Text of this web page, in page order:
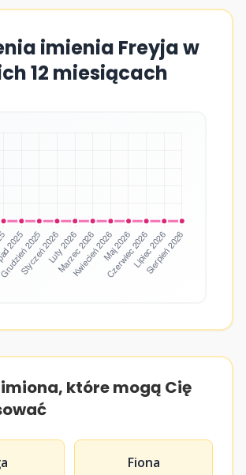
imienia Freyja w
12 miesiącach
które mogą Cię
Fiona